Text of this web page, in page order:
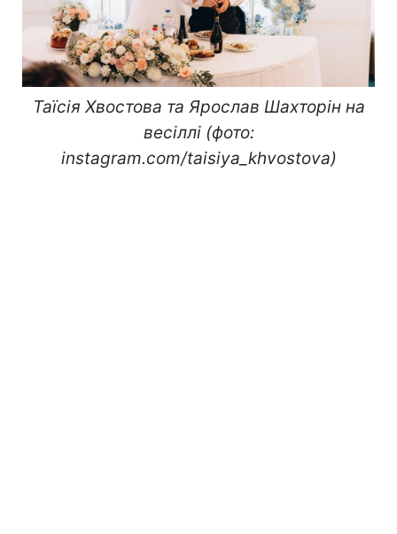
Таїсія Хвостова та Ярослав Шахторін на
весіллі (фото:
instagram.com/taisiya_khvostova)